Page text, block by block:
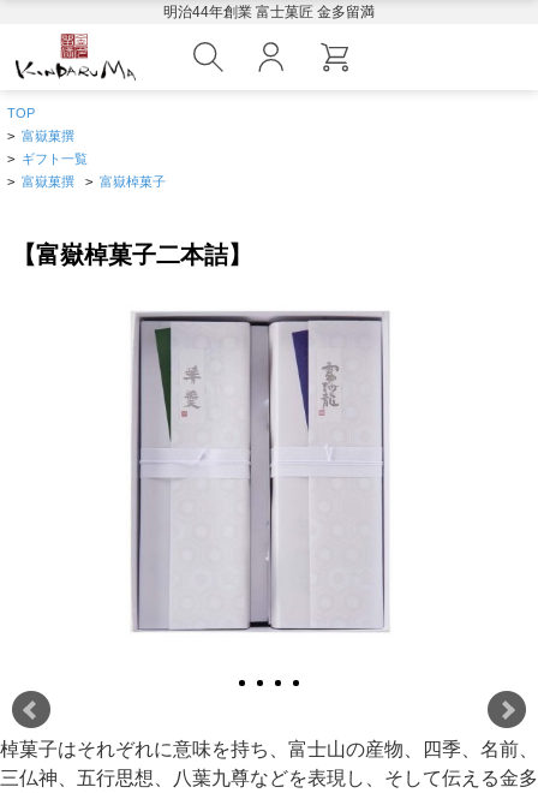
明治44年創業 富士菓匠 金多留満
TOP
> 富嶽菓撰
> ギフト一覧
> 富嶽菓撰 > 富嶽棹菓子
【富嶽棹菓子二本詰】
棹菓子はそれぞれに意味を持ち、富士山の産物、四季、名前、
三仏神、五行思想、八葉九尊などを表現し、そして伝える金多